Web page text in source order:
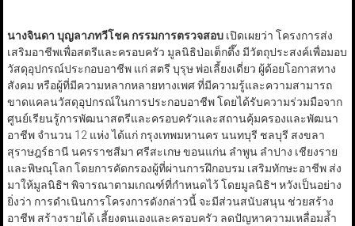
นางจินดา บุญลาภทวีโชค กรรมการตรวจสอบเปิดเผยว่า โครงการส่ง
เสริมอาชีพเพื่อสตรีและครอบครัว มูลนิธิป่อเต็กตึ๊ง มีวัตถุประสงค์เพื่อมอบ
วัสดุอุปกรณ์ประกอบอาชีพ แก่ สตรี บุรุษ พ่อเลี้ยงเดี่ยว ผู้ด้อยโอกาสทาง
สังคม หรือผู้ที่มีความหลากหลายทางเพศ ที่มีความรู้และความสามารถ
ขาดแคลนวัสดุอุปกรณ์ในการประกอบอาชีพ โดยได้รับความร่วมมือจาก
ศูนย์เรียนรู้การพัฒนาสตรีและครอบครัวและสถานคุ้มครองและพัฒนา
อาชีพ จำนวน 12 แห่ง ได้แก่ กรุงเทพมหานคร นนทบุรี ชลบุรี สงขลา
สุราษฎร์ธานี นครราชสีมา ศรีสะเกษ ขอนแก่น ลำพูน ลำปาง เชียงราย
และพิษณุโลก โดยการคัดกรองผู้ที่ผ่านการฝึกอบรม เสริมทักษะอาชีพ ส่ง
มาให้มูลนิธิฯ พิจารณาตามเกณฑ์ที่กำหนดไว้ โดยมูลนิธิฯ หวังเป็นอย่าง
ยิ่งว่า การดำเนินการโครงการดังกล่าวนี้ จะมีส่วนสนับสนุน ช่วยสร้าง
อาชีพ สร้างรายได้ เลี้ยงตนเองและครอบครัว ลดปัญหาความเหลื่อมล้ำ